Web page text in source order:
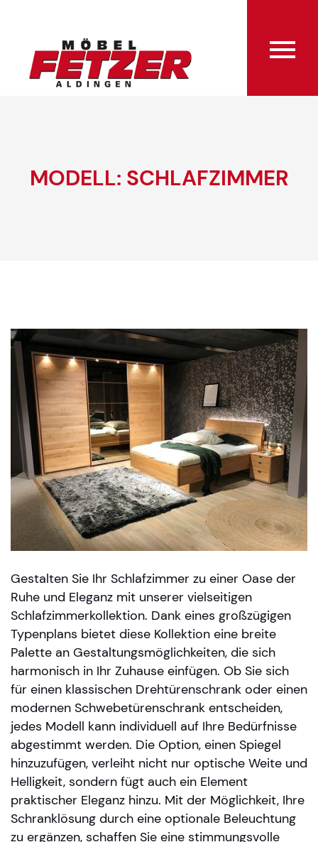
MODELL: SCHLAFZIMMER
Gestalten Sie Ihr Schlafzimmer zu einer Oase der
Ruhe und Eleganz mit unserer vielseitigen
Schlafzimmerkollektion. Dank eines großzügigen
Typenplans bietet diese Kollektion eine breite
Palette an Gestaltungsmöglichkeiten, die sich
harmonisch in Ihr Zuhause einfügen. Ob Sie sich
für einen klassischen Drehtürenschrank oder einen
modernen Schwebetürenschrank entscheiden,
jedes Modell kann individuell auf Ihre Bedürfnisse
abgestimmt werden. Die Option, einen Spiegel
hinzuzufügen, verleiht nicht nur optische Weite und
Helligkeit, sondern fügt auch ein Element
praktischer Eleganz hinzu. Mit der Möglichkeit, Ihre
Schranklösung durch eine optionale Beleuchtung
zu ergänzen, schaffen Sie eine stimmungsvolle